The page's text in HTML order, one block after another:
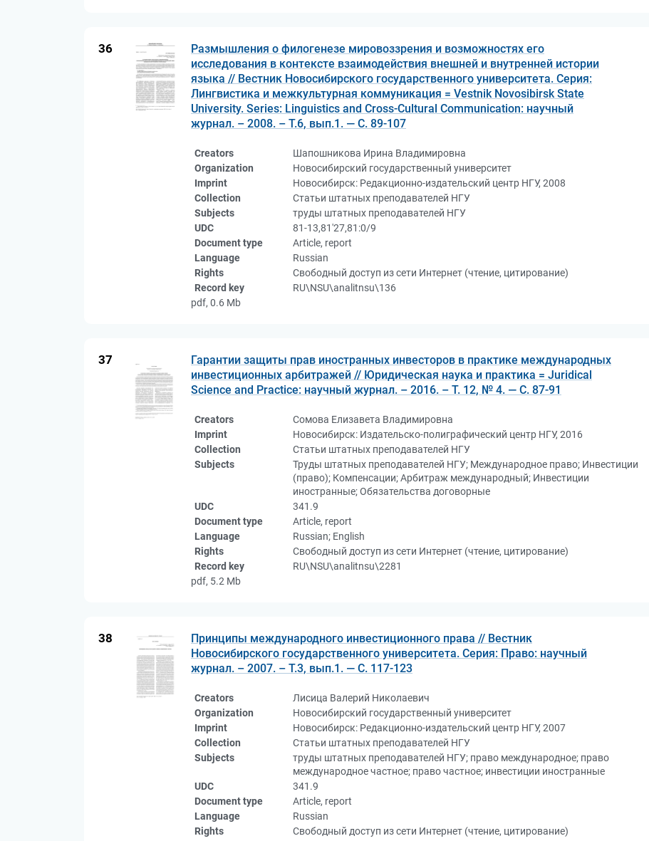
36
Размышления о филогенезе мировоззрения и возможностях его
исследования в контексте взаимодействия внешней и внутренней истории
языка // Вестник Новосибирского государственного университета. Серия:
Лингвистика и межкультурная коммуникация = Vestnik Novosibirsk State
University. Series: Linguistics and Cross-Cultural Communication: научный
журнал. – 2008. – Т.6, вып.1. — С. 89-107
Creators
Шапошникова Ирина Владимировна
Organization
Новосибирский государственный университет
Imprint
Новосибирск: Редакционно-издательский центр НГУ, 2008
Collection
Статьи штатных преподавателей НГУ
Subjects
труды штатных преподавателей НГУ
UDC
81-13,81'27,81:0/9
Document type
Article, report
Language
Russian
Rights
Свободный доступ из сети Интернет (чтение, цитирование)
Record key
RU\NSU\analitnsu\136
pdf, 0.6 Mb
37
Гарантии защиты прав иностранных инвесторов в практике международных
инвестиционных арбитражей // Юридическая наука и практика = Juridical
Science and Practice: научный журнал. – 2016. – Т. 12, № 4. — С. 87-91
Creators
Сомова Елизавета Владимировна
Imprint
Новосибирск: Издательско-полиграфический центр НГУ, 2016
Collection
Статьи штатных преподавателей НГУ
Subjects
Труды штатных преподавателей НГУ; Международное право; Инвестиции
(право); Компенсации; Арбитраж международный; Инвестиции
иностранные; Обязательства договорные
UDC
341.9
Document type
Article, report
Language
Russian; English
Rights
Свободный доступ из сети Интернет (чтение, цитирование)
Record key
RU\NSU\analitnsu\2281
pdf, 5.2 Mb
38
Принципы международного инвестиционного права // Вестник
Новосибирского государственного университета. Серия: Право: научный
журнал. – 2007. – Т.3, вып.1. — С. 117-123
Creators
Лисица Валерий Николаевич
Organization
Новосибирский государственный университет
Imprint
Новосибирск: Редакционно-издательский центр НГУ, 2007
Collection
Статьи штатных преподавателей НГУ
Subjects
труды штатных преподавателей НГУ; право международное; право
международное частное; право частное; инвестиции иностранные
UDC
341.9
Document type
Article, report
Language
Russian
Rights
Свободный доступ из сети Интернет (чтение, цитирование)